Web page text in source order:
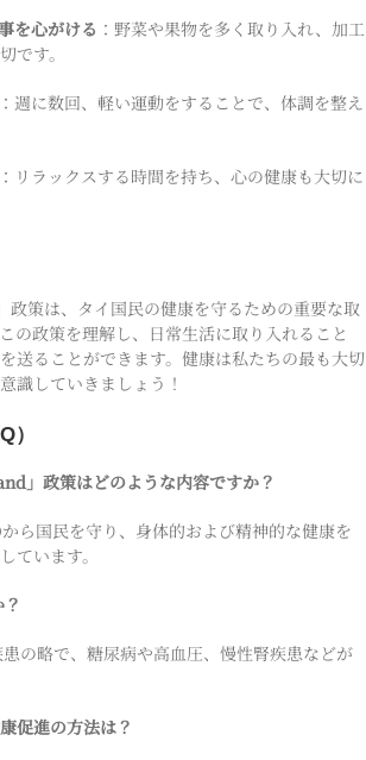
を心がける ：野菜や果物を多く取り入れ、加工
です。
：週に数回、軽い運動をすることで、体調を整え
：リラックスする時間を持ち、心の健康も大切に
策は、タイ国民の健康を守るための重要な取
の政策を理解し、日常生活に取り入れること
送ることができます。健康は私たちの最も大切
識していきましょう！
）
」政策はどのような内容ですか？
ら国民を守り、身体的および精神的な健康を
ています。
の略で、糖尿病や高血圧、慢性腎疾患などが
促進の方法は？